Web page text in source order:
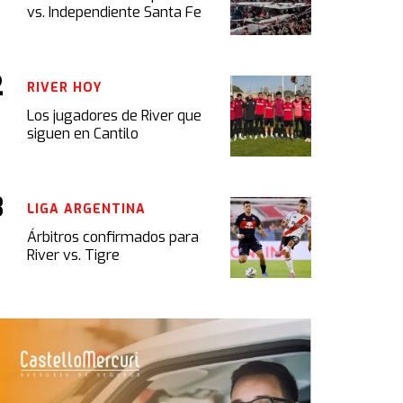
vs. Independiente Santa Fe
Los jugadores de River que
siguen en Cantilo
RIVER HOY
Árbitros confirmados para
River vs. Tigre
LIGA ARGENTINA